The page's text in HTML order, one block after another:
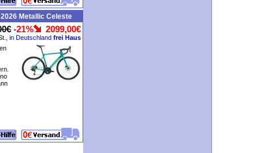
Metallic Celeste
-21% 2099,00€
in Deutschland frei Haus